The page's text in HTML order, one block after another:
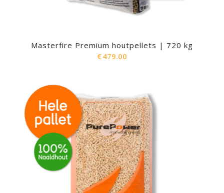
Masterfire Premium houtpellets | 720 kg
€479.00